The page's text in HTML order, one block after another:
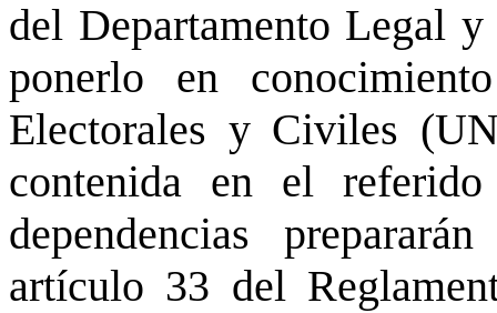
del Departamento Legal
ponerlo en
Electorales y Civiles
contenida en el
dependencias
artículo 33 del